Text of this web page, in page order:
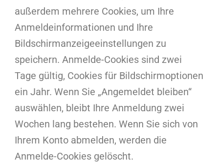
außerdem mehrere Cookies, um Ihre
Anmeldeinformationen und Ihre
Bildschirmanzeigeeinstellungen zu
speichern. Anmelde-Cookies sind zwei
Tage gültig, Cookies für Bildschirmoptionen
ein Jahr. Wenn Sie „Angemeldet bleiben“
auswählen, bleibt Ihre Anmeldung zwei
Wochen lang bestehen. Wenn Sie sich von
Ihrem Konto abmelden, werden die
Anmelde-Cookies gelöscht.